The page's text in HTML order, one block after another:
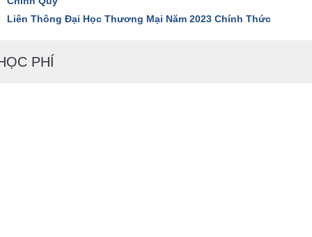
Liên Thông Đại Học Thương Mại Năm 2023 Chính Thức
PHÍ